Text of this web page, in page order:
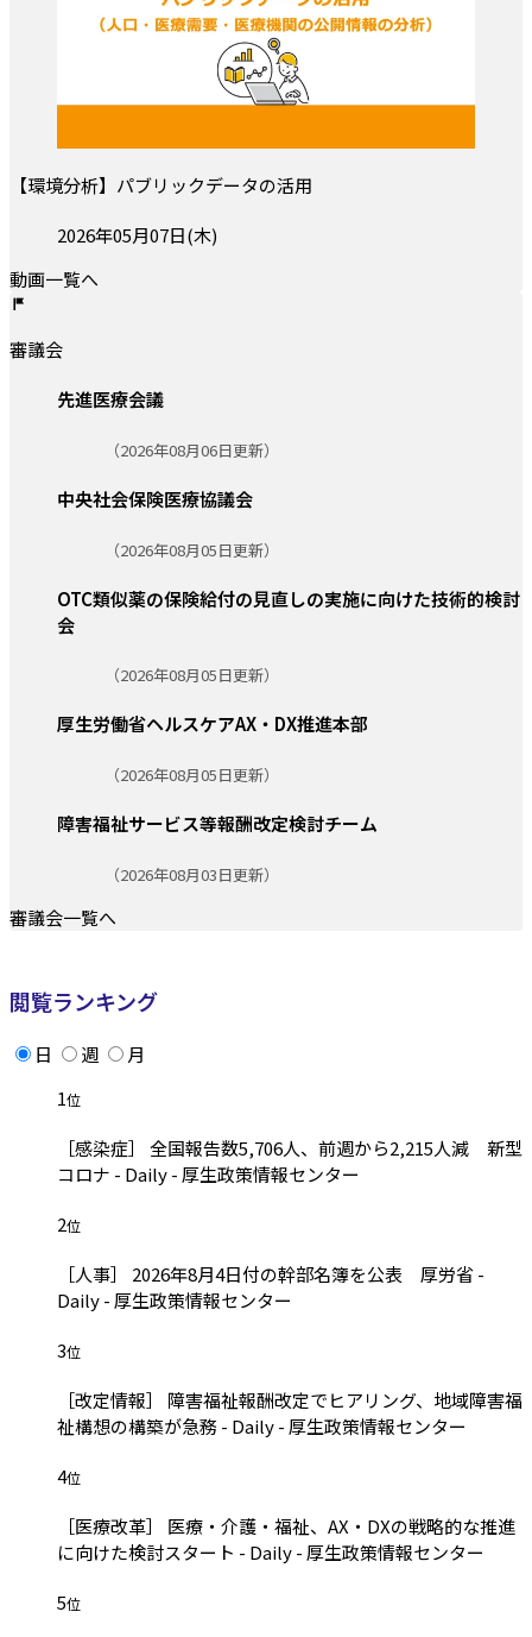
【環境分析】パブリックデータの活用
投稿日:2026年05月07日(木)
動画一覧へ
審議会
先進医療会議
（2026年08月06日更新）
中央社会保険医療協議会
（2026年08月05日更新）
OTC類似薬の保険給付の見直しの実施に向けた技術的検討
会
（2026年08月05日更新）
厚生労働省ヘルスケアAX・DX推進本部
（2026年08月05日更新）
障害福祉サービス等報酬改定検討チーム
（2026年08月03日更新）
審議会一覧へ
閲覧ランキング
日 週
月
1位
［感染症］ 全国報告数5,706人、前週から2,215人減 新型
コロナ - Daily - 厚生政策情報センター
2位
［人事］ 2026年8月4日付の幹部名簿を公表 厚労省 -
Daily - 厚生政策情報センター
3位
［改定情報］ 障害福祉報酬改定でヒアリング、地域障害福
祉構想の構築が急務 - Daily - 厚生政策情報センター
4位
［医療改革］ 医療・介護・福祉、AX・DXの戦略的な推進
に向けた検討スタート - Daily - 厚生政策情報センター
5位